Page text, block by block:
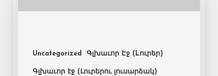
Uncategorized Գլխաւոր Էջ (Lուրեր)
Գլխաւոր էջ (Լուրերու լուսարձակ)